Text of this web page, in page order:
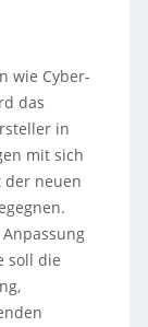
wie Cyber-
das
in
mit sich
der neuen
soll die